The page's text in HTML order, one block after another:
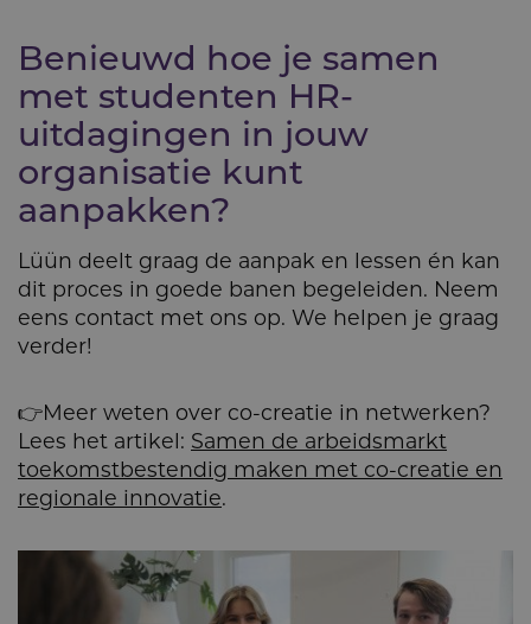
Benieuwd hoe je samen
met studenten HR-
uitdagingen in jouw
organisatie kunt
aanpakken?
Lüün deelt graag de aanpak en lessen én kan
dit proces in goede banen begeleiden. Neem
eens contact met ons op. We helpen je graag
verder!
👉Meer weten over co-creatie in netwerken?
Lees het artikel: Samen de arbeidsmarkt
toekomstbestendig maken met co-creatie en
regionale innovatie.